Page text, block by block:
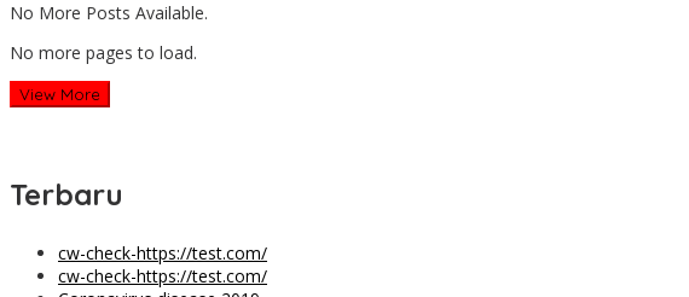
No More Posts Available.
No more pages to load.
View More
Terbaru
cw-check-https://test.com/
cw-check-https://test.com/